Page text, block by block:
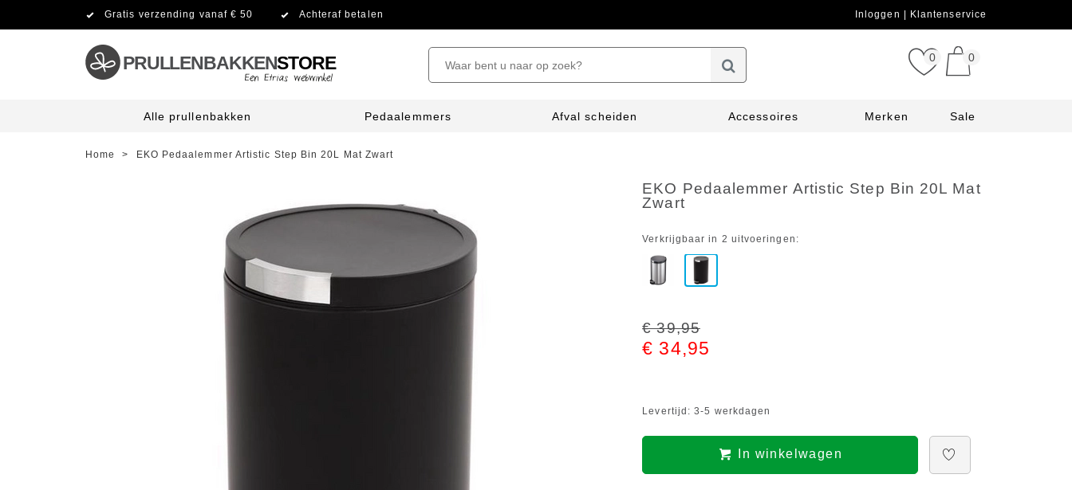
Gratis verzending vanaf € 50 Achteraf betalen Inloggen Klantenservice
PRULLENBAKKENSTORE 0 0
Alle prullenbakken Pedaalemmers Afval scheiden Accessoires Merken Sale
Home > EKO Pedaalemmer Artistic Step Bin 20L Mat Zwart
EKO Pedaalemmer Artistic Step Bin 20L Mat
Zwart
Verkrijgbaar in 2 uitvoeringen:
€ 39,95
€ 34,95
Levertijd: 3-5 werkdagen
In winkelwagen